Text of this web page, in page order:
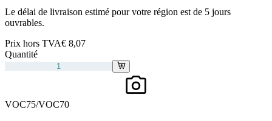
Le délai de livraison estimé pour votre région est de 5 jours
ouvrables.
Prix hors TVA€ 8,07
Quantité
VOC75/VOC70